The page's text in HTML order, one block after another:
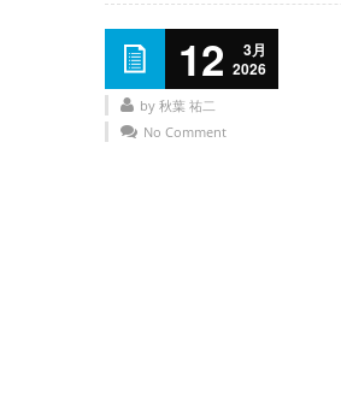
12
3月
2026
by 秋葉 祐二
No Comment